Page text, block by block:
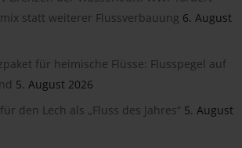
statt weiterer Flussverbauung 6. August
für heimische Flüsse: Flusspegel auf
5. August 2026
den Lech als „Fluss des Jahres“ 5. August